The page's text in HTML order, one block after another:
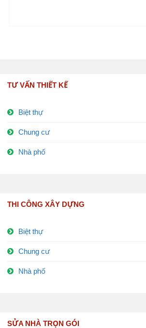
TƯ VẤN THIẾT KẾ
Biệt thự
Chung cư
Nhà phố
THI CÔNG XÂY DỰNG
Biệt thự
Chung cư
Nhà phố
SỬA NHÀ TRỌN GÓI